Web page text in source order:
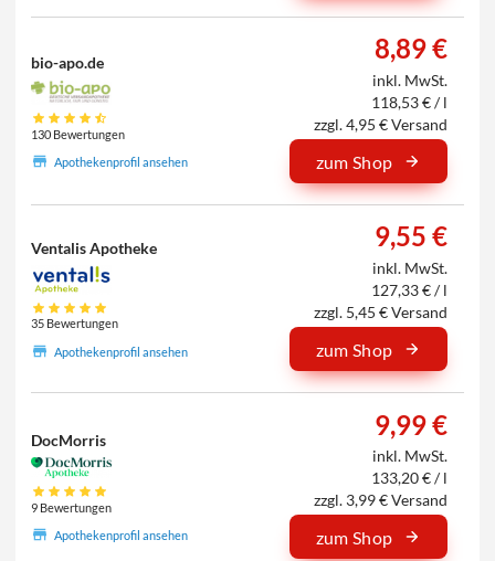
bio-apo.de
130 Bewertungen
Apothekenprofil ansehen
8,89 €
inkl. MwSt.
118,53 € / l
zzgl. 4,95 € Versand
zum Shop
Ventalis Apotheke
35 Bewertungen
Apothekenprofil ansehen
9,55 €
inkl. MwSt.
127,33 € / l
zzgl. 5,45 € Versand
zum Shop
DocMorris
9 Bewertungen
Apothekenprofil ansehen
9,99 €
inkl. MwSt.
133,20 € / l
zzgl. 3,99 € Versand
zum Shop